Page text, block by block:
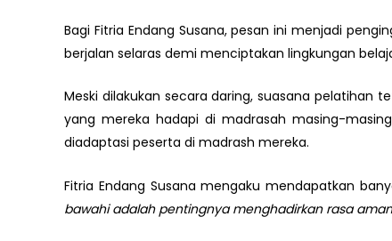
Bagi Fitria Endang Susana, pesan ini menjadi
berjalan selaras demi menciptakan lingkungan
Meski dilakukan secara daring, suasana pelatihan
yang mereka hadapi di madrasah masing-
diadaptasi peserta di madrash mereka.
Fitria Endang Susana mengaku mendapatkan
bawahi adalah pentingnya menghadirkan rasa